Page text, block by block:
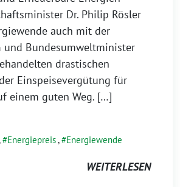
Dr. Philip Rösler
auch mit der
und Bundesumweltminister
drastischen
Einspeisevergütung für
einem guten Weg. […]
Energiepreis, Energiewende
WEITERLESEN